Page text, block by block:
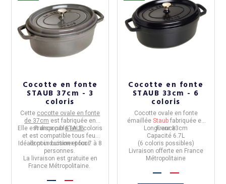
Cocotte en fonte
STAUB 37cm - 3
coloris
Cette cocotte ovale en fonte
de 37cm est fabriquée en
France parSTAUB.
Elle est disponible en3 coloris
et est compatible tous feux
dont induction et four.
Idéale pour cuisiner pour 7 à 8
personnes.
La livraison est gratuite en
France Métropolitaine.
Cocotte en fonte
STAUB 33cm - 6
coloris
Cocotte ovale en fonte
émaillée Staub fabriquée en
France
Longueur33cm
Capacité 6.7L
(6 coloris possibles)
Livraison offerte en France
Métropolitaine